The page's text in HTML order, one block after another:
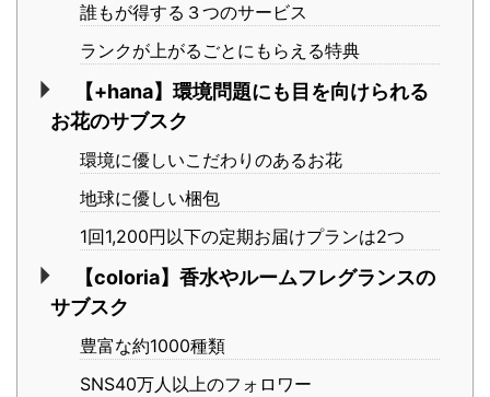
誰もが得する３つのサービス
ランクが上がるごとにもらえる特典
【+hana】環境問題にも目を向けられる
お花のサブスク
環境に優しいこだわりのあるお花
地球に優しい梱包
1回1,200円以下の定期お届けプランは2つ
【coloria】香水やルームフレグランスの
サブスク
豊富な約1000種類
SNS40万人以上のフォロワー